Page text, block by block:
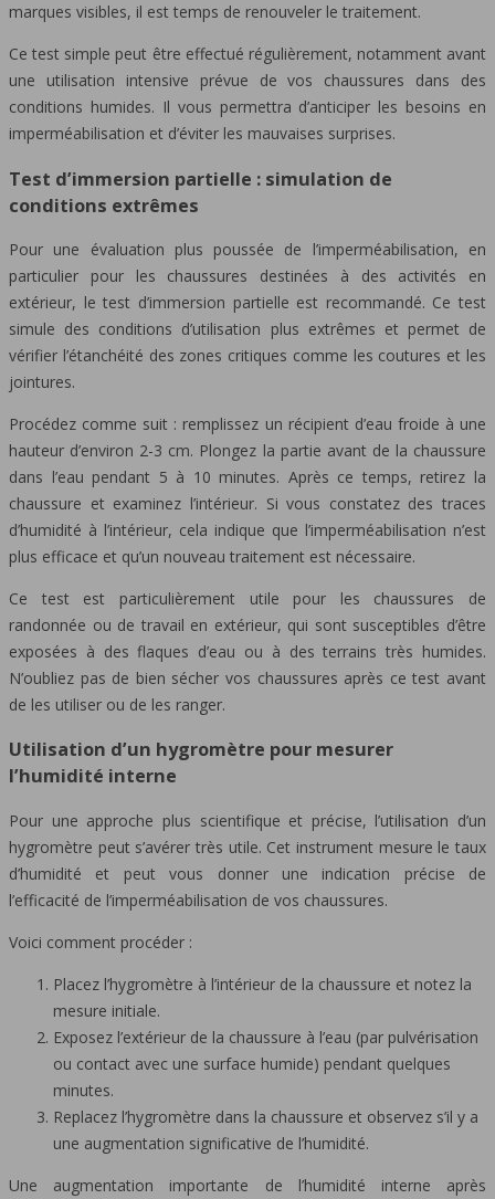
marques visibles, il est temps de renouveler le traitement.
Ce test simple peut être effectué régulièrement, notamment avant
une utilisation intensive prévue de vos chaussures dans des
conditions humides. Il vous permettra d’anticiper les besoins en
imperméabilisation et d’éviter les mauvaises surprises.
Test d’immersion partielle : simulation de
conditions extrêmes
Pour une évaluation plus poussée de l’imperméabilisation, en
particulier pour les chaussures destinées à des activités en
extérieur, le test d’immersion partielle est recommandé. Ce test
simule des conditions d’utilisation plus extrêmes et permet de
vérifier l’étanchéité des zones critiques comme les coutures et les
jointures.
Procédez comme suit : remplissez un récipient d’eau froide à une
hauteur d’environ 2-3 cm. Plongez la partie avant de la chaussure
dans l’eau pendant 5 à 10 minutes. Après ce temps, retirez la
chaussure et examinez l’intérieur. Si vous constatez des traces
d’humidité à l’intérieur, cela indique que l’imperméabilisation n’est
plus efficace et qu’un nouveau traitement est nécessaire.
Ce test est particulièrement utile pour les chaussures de
randonnée ou de travail en extérieur, qui sont susceptibles d’être
exposées à des flaques d’eau ou à des terrains très humides.
N’oubliez pas de bien sécher vos chaussures après ce test avant
de les utiliser ou de les ranger.
Utilisation d’un hygromètre pour mesurer
l’humidité interne
Pour une approche plus scientifique et précise, l’utilisation d’un
hygromètre peut s’avérer très utile. Cet instrument mesure le taux
d’humidité et peut vous donner une indication précise de
l’efficacité de l’imperméabilisation de vos chaussures.
Voici comment procéder :
Placez l’hygromètre à l’intérieur de la chaussure et notez la
mesure initiale.
Exposez l’extérieur de la chaussure à l’eau (par pulvérisation
ou contact avec une surface humide) pendant quelques
minutes.
Replacez l’hygromètre dans la chaussure et observez s’il y a
une augmentation significative de l’humidité.
Une augmentation importante de l’humidité interne après